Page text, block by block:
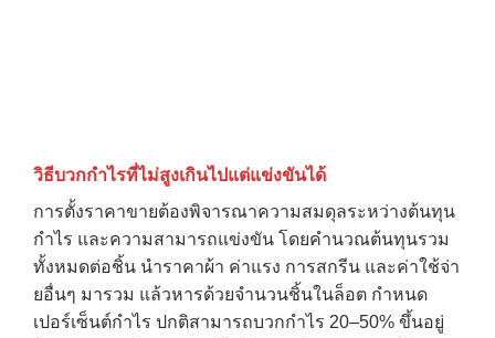
วิธีบวกกำไรที่ไม่สูงเกินไปแต่แข่งขันได้
การตั้งราคาขายต้องพิจารณาความสมดุลระหว่างต้นทุน
กำไร และความสามารถแข่งขัน โดยคำนวณต้นทุนรวม
ทั้งหมดต่อชิ้น นำราคาผ้า ค่าแรง การสกรีน และค่าใช้จ่า
ยอื่นๆ มารวม แล้วหารด้วยจำนวนชิ้นในล็อต กำหนด
เปอร์เซ็นต์กำไร ปกติสามารถบวกกำไร 20–50% ขึ้นอยู่